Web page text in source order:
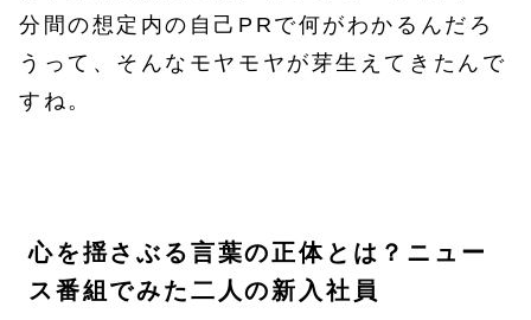
分間の想定内の自己PRで何がわかるんだろ
うって、そんなモヤモヤが芽生えてきたんで
すね。
心を揺さぶる言葉の正体とは？ニュー
ス番組でみた二人の新入社員